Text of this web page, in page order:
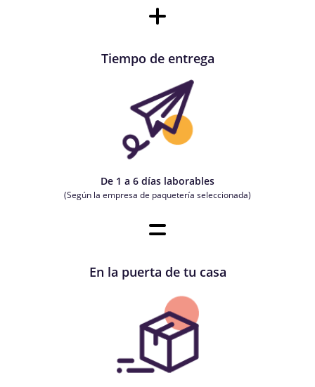
Tiempo de entrega
De 1 a 6 días laborables
(Según la empresa de paquetería seleccionada)
En la puerta de tu casa